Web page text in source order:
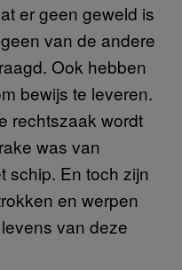
er geen geweld is
van de andere
Ook hebben
bewijs te leveren.
rechtszaak wordt
was van
schip. En toch zijn
en werpen
van deze